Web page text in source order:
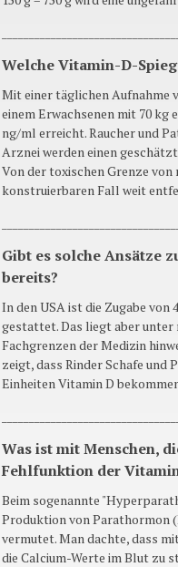
Welche Vitamin-D-
Mit einer täglichen Aufnahme
einem Erwachsenen mit 70 kg
ng/ml erreicht. Raucher und
Arznei werden einen
Von der toxischen Grenze
konstruierbaren Fall weit
Gibt es solche Ansätze
bereits?
In den USA ist die Zugabe von
gestattet. Das liegt aber unter
Fachgrenzen der Medizin
zeigt, dass Rinder Schafe und
Einheiten Vitamin D
Was ist mit Menschen,
Fehlfunktion der
Beim sogenannte
Produktion von Parathormon
vermutet. Man dachte, dass
die Calcium-Werte im Blut zu